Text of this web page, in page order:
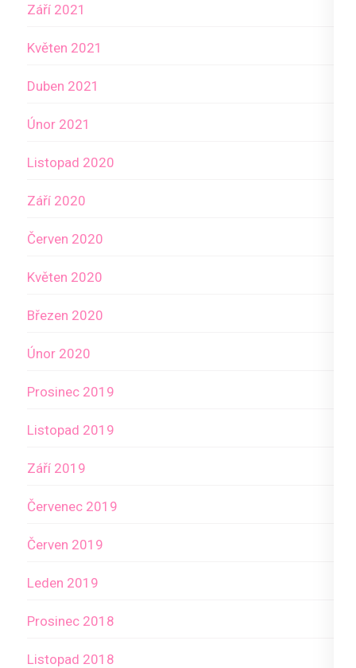
Září 2021
Květen 2021
Duben 2021
Únor 2021
Listopad 2020
Září 2020
Červen 2020
Květen 2020
Březen 2020
Únor 2020
Prosinec 2019
Listopad 2019
Září 2019
Červenec 2019
Červen 2019
Leden 2019
Prosinec 2018
Listopad 2018